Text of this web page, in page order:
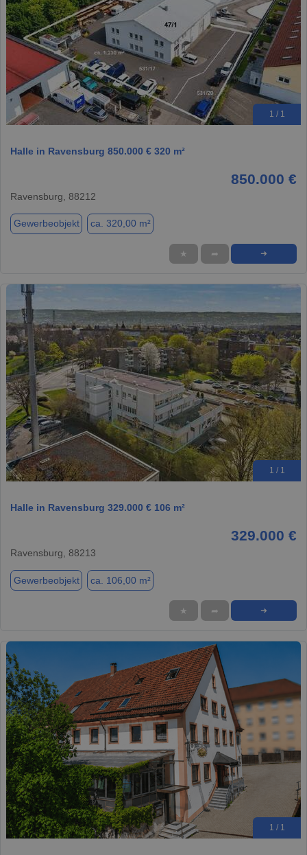
1 / 1
Halle in Ravensburg 850.000 € 320 m²
850.000 €
Ravensburg, 88212
Gewerbeobjekt ca. 320,00 m²
★ ➦ ➜
1 / 1
Halle in Ravensburg 329.000 € 106 m²
329.000 €
Ravensburg, 88213
Gewerbeobjekt ca. 106,00 m²
★ ➦ ➜
1 / 1